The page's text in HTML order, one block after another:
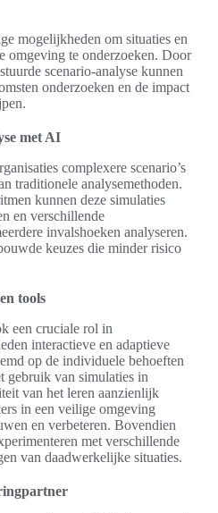
mogelijkheden om situaties en
omgeving te onderzoeken. Door
scenario-analyse kunnen
onderzoeken en de impact
met AI
complexere scenario’s
traditionele analysemethoden.
kunnen deze simulaties
en verschillende
invalshoeken analyseren.
keuzes die minder risico
tools
een cruciale rol in
interactieve en adaptieve
op de individuele behoeften
gebruik van simulaties in
van het leren aanzienlijk
in een veilige omgeving
en verbeteren. Bovendien
met verschillende
van daadwerkelijke situaties.